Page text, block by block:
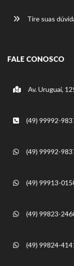
Tire suas
FALE CONOSCO
Av. Uruguai,
(49) 99992-
(49) 99992-
(49) 99913-
(49) 99823-
(49) 99824-